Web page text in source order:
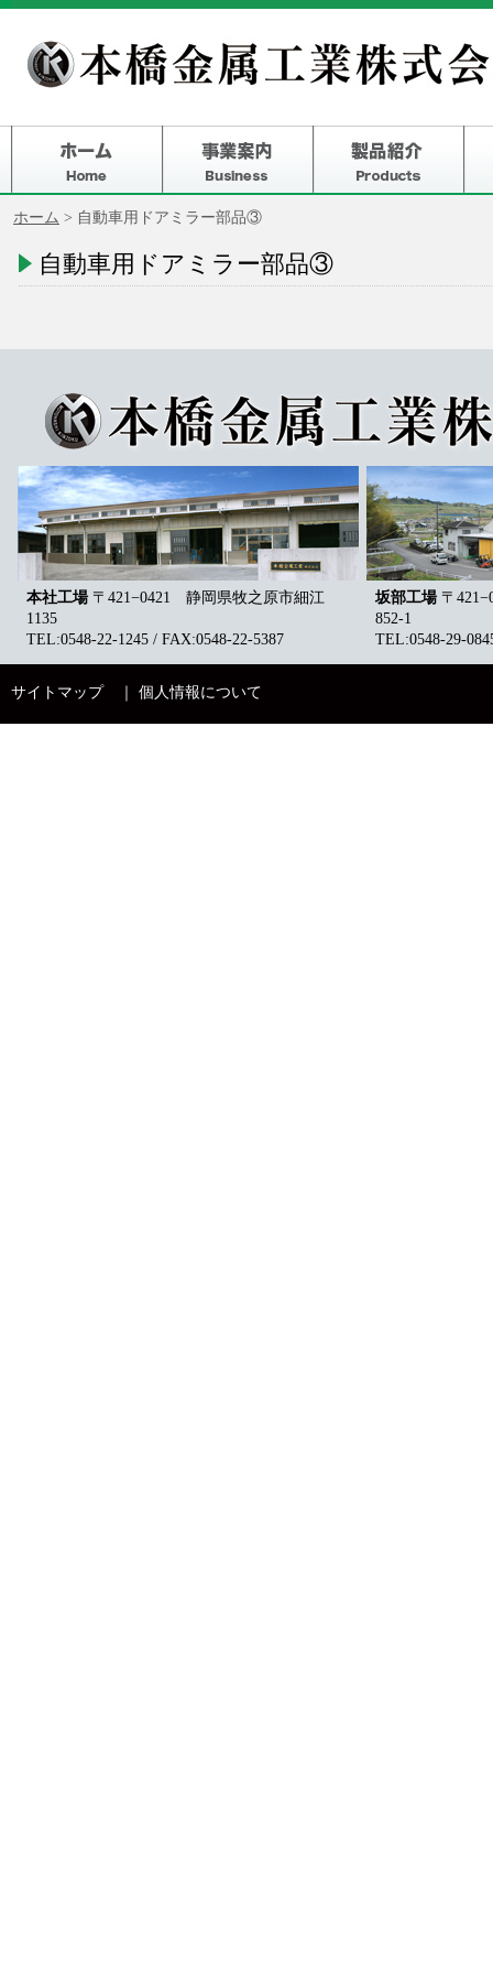
ホーム > 自動車用ドアミラー部品③
自動車用ドアミラー部品③
本社工場〒421−0421 静岡県牧之原市細江
1135
TEL:0548-22-1245 / FAX:0548-22-5387
坂部工場〒
852-1
TEL:0548-29-
サイトマップ｜ 個人情報について